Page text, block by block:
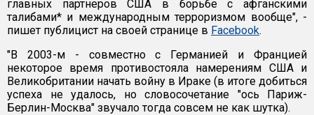
главных партнеров США в борьбе с афганскими
талибами* и международным терроризмом вообще", -
пишет публицист на своей странице в Facebook.
"В 2003-м - совместно с Германией и Францией
некоторое время противостояла намерениям США и
Великобритании начать войну в Ираке (в итоге добиться
успеха не удалось, но словосочетание "ось Париж-
Берлин-Москва" звучало тогда совсем не как шутка).